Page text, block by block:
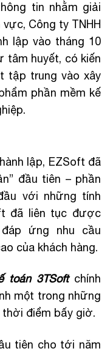
tin nhằm giải
Công ty TNHH
lập vào tháng 10
tâm huyết, có kiến
tập trung vào xây
phần mềm kế
lập, EZSoft đã
đầu tiên – phần
với những tính
đã liên tục được
ứng nhu cầu
của khách hàng.
toán 3TSoftchính
một trong những
thời điểm bấy giờ.
tiên cho tới năm